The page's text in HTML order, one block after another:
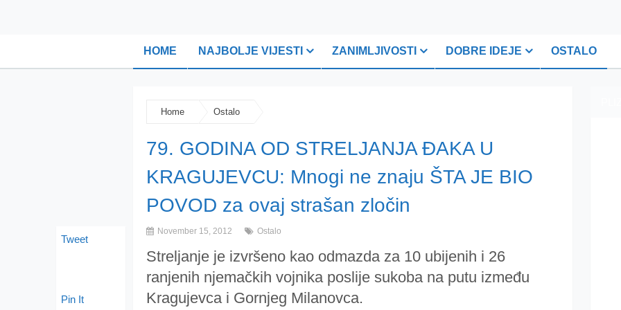
HOME NAJBOLJE VIJESTI ZANIMLJIVOSTI DOBRE IDEJE OSTALO
Home Ostalo
79. GODINA OD STRELJANJA ĐAKA U
KRAGUJEVCU: Mnogi ne znaju ŠTA JE BIO
POVOD za ovaj strašan zločin
November 15, 2012 Ostalo
Streljanje je izvršeno kao odmazda za 10 ubijenih i 26
ranjenih njemačkih vojnika poslije sukoba na putu između
Kragujevca i Gornjeg Milanovca.
Tweet
Pin It